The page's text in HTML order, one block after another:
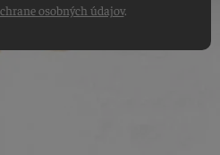
osobných údajov.